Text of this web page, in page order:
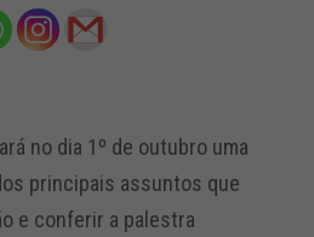
no dia 1º de outubro uma
principais assuntos que
e conferir a palestra